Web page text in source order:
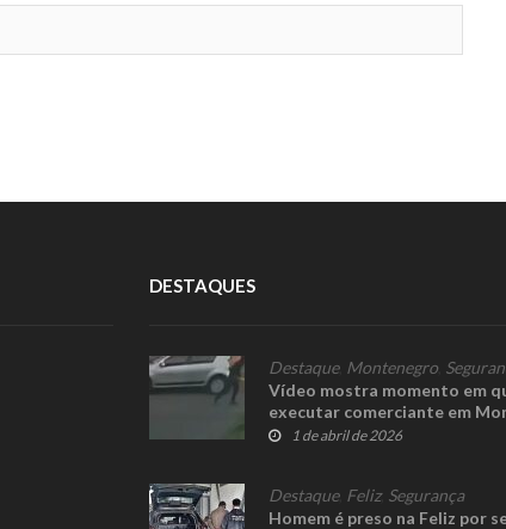
DESTAQUES
Destaque, Montenegro
Vídeo mostra momento em
executar comerciante em
1 de abril de 2026
Destaque, Feliz, Segurança
Homem é preso na Feliz por